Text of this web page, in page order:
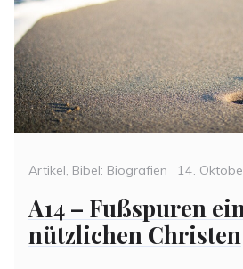
Categories
Artikel, Bibel: Biografien
Posted
14.
A14 – Fußspuren
nützlichen Christen